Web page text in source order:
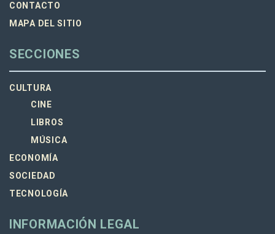
CONTACTO
MAPA DEL SITIO
SECCIONES
CULTURA
CINE
LIBROS
MÚSICA
ECONOMÍA
SOCIEDAD
TECNOLOGÍA
INFORMACIÓN LEGAL